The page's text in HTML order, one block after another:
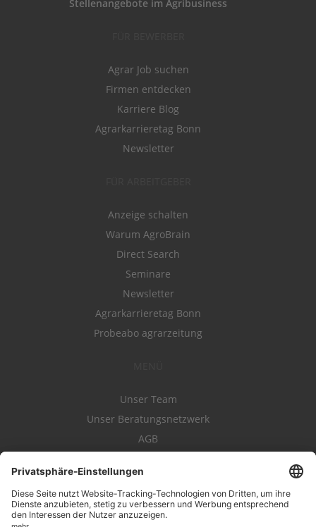
Stellenangebote im Agribusiness
Agrar Job suchen
Firmen entdecken
Karriere Blog
Agrarkarrieretag Bonn
Newsletter
Anzeige schalten
Warum AgroBrain
Direct Search
Seminare
Newsletter
Agrarkarrieretag Bonn
Probeabo agrarzeitung
Unser Team
Unser Beratungsnetzwerk
AGB
Datenschutz
Impressum
Kontakt